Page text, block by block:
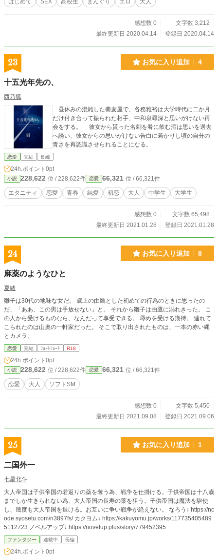
はじめて SEX 高校生 まんぐり エロ 大人
感想数 0
文字数 3,212
最終更新日 2020.04.14
登録日 2020.04.14
23 お気に入り追加 4
十五光年先の、
西乃狐
昼休みの混雑した蕎麦屋で、各務雅裕は大学時代に二か月
だけ付き合って振られた相手、中和泉尋深と思いがけない再
会をする。 彼女から貰った名刺を肴に飲む酒は思いを過去
へ誘い、彼女からの思いがけない告白に若かりし頃の自分の
青さを再認識させられることになる。
恋愛 完結 長編
24h.ポイント 0pt
小説 228,622 位 / 228,622件 恋愛 66,321 位 / 66,321件
エタニティ 恋愛 青春 純愛 初恋 大人 中学生 大学生
感想数 0
文字数 65,498
最終更新日 2021.01.28
登録日 2021.01.28
24 お気に入り追加 8
麻薬のようなひと
夏緒
雛子は30代の地味な女だ。 歳上の由鷹とした初めての行為のときに思ったの
だ、「ああ、この男は手放せない」と。 それから雛子は由鷹に溺れきった。 こ
の人から受けるものなら、なんだって享受できる。 辱めを受ける期待。 連れて
こられたのは山奥の一軒家だった。 そこで取り出されたものは、一本の赤い縄
とカメラ。
恋愛 完結 ｼｮｰﾄｼｮｰﾄ R18
24h.ポイント 0pt
小説 228,622 位 / 228,622件 恋愛 66,321 位 / 66,321件
恋愛 大人 ソフトSM
感想数 0
文字数 5,450
最終更新日 2021.09.08
登録日 2021.09.06
25 お気に入り追加 1
二国外一
七星北斗
大人帝国は子供帝国の若返りの薬を奪う為、戦争を仕掛ける。子供帝国は十八歳
までしか生きられない為、大人帝国の長寿の薬を狙う。子供帝国は魔法を駆使
し、幾度も大人帝国を退ける。お互いに争い戦争が絶えない。 なろう↓ https://nc
ode.syosetu.com/n3897fs/ カクヨム↓ https://kakuyomu.jp/works/117735405489
5112723 ノベルアップ↓ https://novelup.plus/story/779452395
ファンタジー 連載中 長編
24h.ポイント 0pt